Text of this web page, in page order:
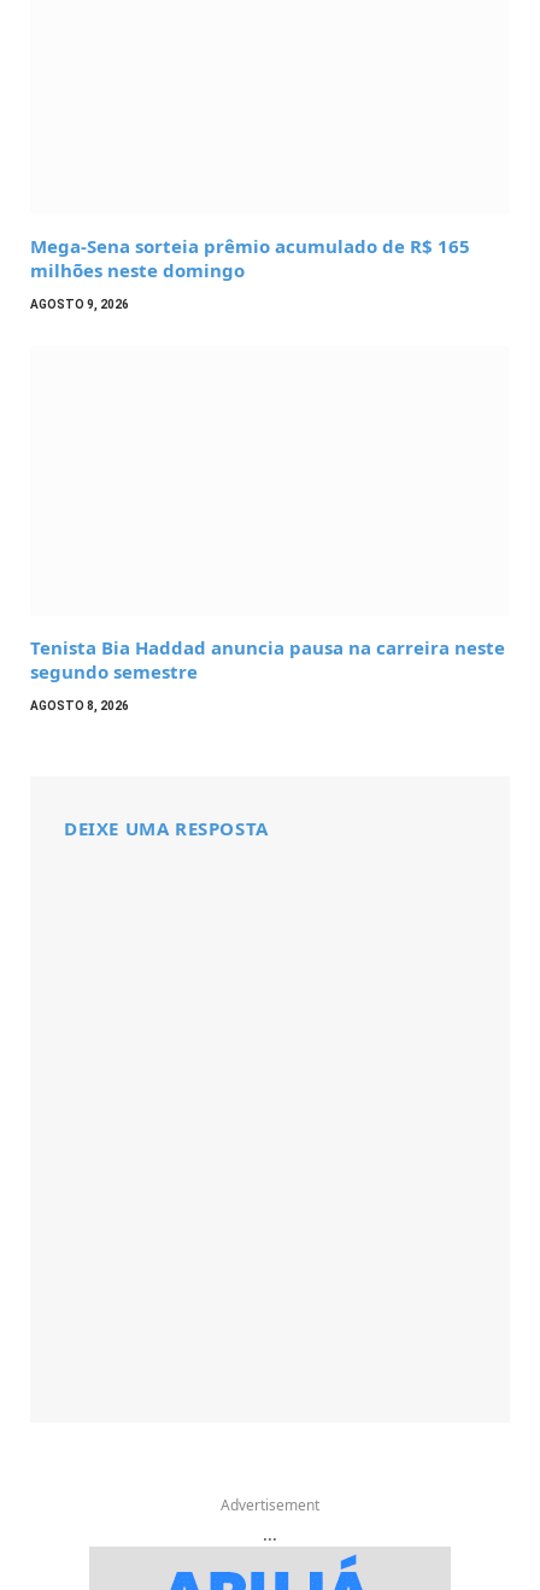
Mega-Sena sorteia prêmio acumulado de R$ 165
milhões neste domingo
AGOSTO 9, 2026
Tenista Bia Haddad anuncia pausa na carreira neste
segundo semestre
AGOSTO 8, 2026
DEIXE UMA RESPOSTA
Advertisement
...